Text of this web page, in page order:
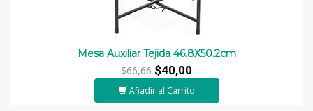
Mesa Auxiliar Tejida 46.8X50.2cm
$66,66$40,00
Añadir al Carrito